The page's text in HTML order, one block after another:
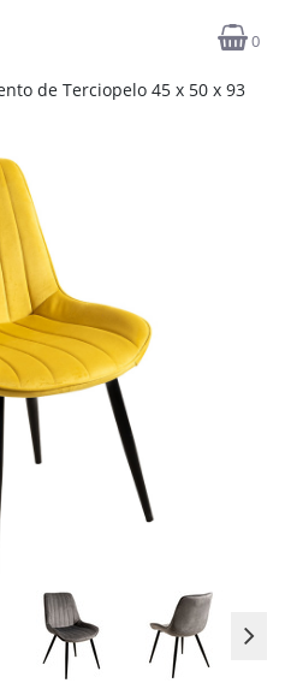
0
de Terciopelo 45 x 50 x 93